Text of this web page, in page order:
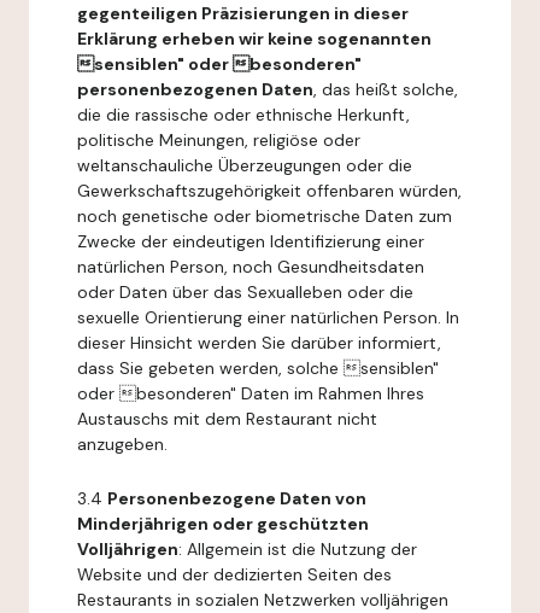
gegenteiligen Präzisierungen in dieser
Erklärung erheben wir keine sogenannten
sensiblen" oder besonderen"
personenbezogenen Daten, das heißt solche,
die die rassische oder ethnische Herkunft,
politische Meinungen, religiöse oder
weltanschauliche Überzeugungen oder die
Gewerkschaftszugehörigkeit offenbaren würden,
noch genetische oder biometrische Daten zum
Zwecke der eindeutigen Identifizierung einer
natürlichen Person, noch Gesundheitsdaten
oder Daten über das Sexualleben oder die
sexuelle Orientierung einer natürlichen Person. In
dieser Hinsicht werden Sie darüber informiert,
dass Sie gebeten werden, solche sensiblen"
oder besonderen" Daten im Rahmen Ihres
Austauschs mit dem Restaurant nicht
anzugeben.
3.4 Personenbezogene Daten von
Minderjährigen oder geschützten
Volljährigen: Allgemein ist die Nutzung der
Website und der dedizierten Seiten des
Restaurants in sozialen Netzwerken volljährigen